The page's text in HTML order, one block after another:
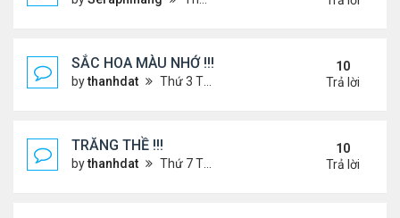
SẮC HOA MÀU NHỚ !!!
bythanhdat Thứ 3 Tháng 7 23, 2024 4:02 pm
10
Trả lời
TRĂNG THỀ !!!
bythanhdat Thứ 7 Tháng 7 06, 2024 5:05 pm
10
Trả lời